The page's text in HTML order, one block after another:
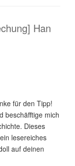
Han
für den Tipp!
beschäfftige mich
Dieses
lesereiches
auf deinen